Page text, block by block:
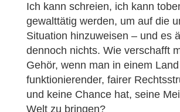
Ich kann schreien, ich kann
gewalttätig werden, um auf die
Situation hinzuweisen – und es
dennoch nichts. Wie verschafft
Gehör, wenn man in einem
funktionierender, fairer
und keine Chance hat, seine
Welt zu bringen?